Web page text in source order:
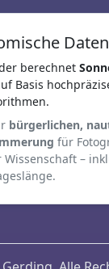
berechnet
Basis
bürgerlichen,
für
–